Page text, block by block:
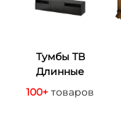
Тумбы ТВ
Длинные
100+товаров